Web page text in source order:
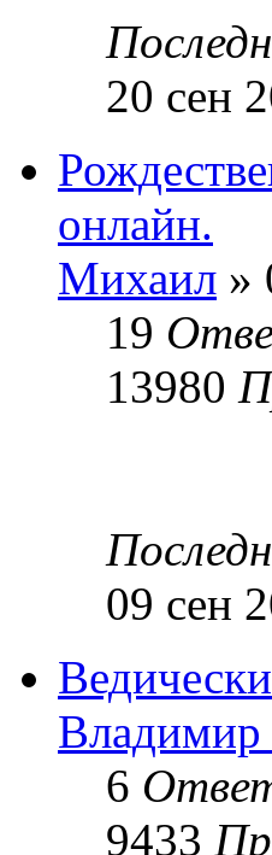
20 сен
онлайн.
Михаил »
19
13980
09 сен
6
9433